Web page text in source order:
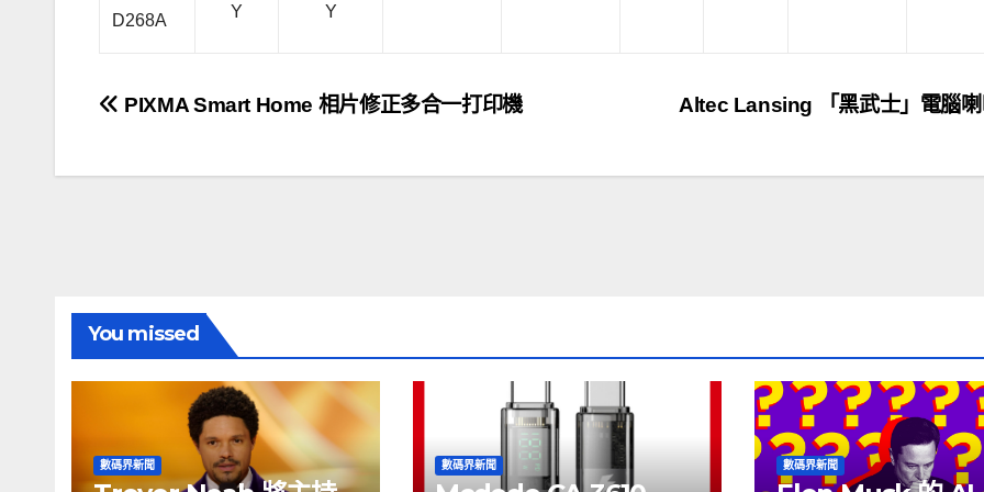
D268A Y Y
文
Altec Lansing 「黑武士」電腦
PIXMA Smart Home 相片修正多合一打印機
You missed
數碼界新聞 數碼界新聞 數碼界新聞